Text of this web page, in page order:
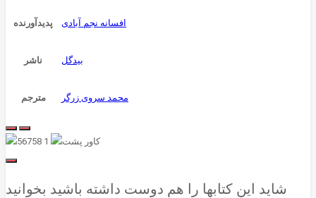
پدیدآورنده افسانه نجم آبادی
ناشر بیدگل
مترجم محمد سروی زرگر
شاید این کتابها را هم دوست داشته باشید بخوانید